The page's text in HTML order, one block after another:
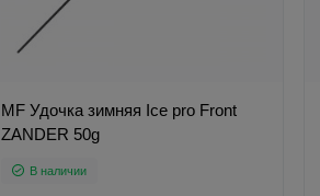
MF Удочка зимняя Ice pro Front
ZANDER 50g
В наличии